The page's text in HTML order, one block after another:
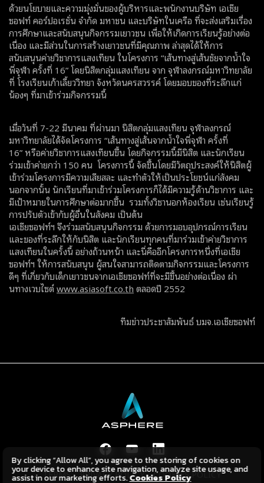
ด้วยนโยบายและความมุ่งมั่นของผู้บริหารและพนักงานบริษัท เอเชีย
ซอฟท์ คอร์ปอเรชั่น จำกัด มหาชน และบริษัทในเครือ ที่จะส่งเสริมเรื่อง
การศึกษาและสนับสนุนกิจกรรมเยาวชน เพื่อให้เกิดการเรียนรู้อย่างต่อ
เนื่อง และมีส่วนในการสร้างเยาวชนที่มีคุณภาพ ล่าสุดได้ให้การ
สนับสนุนค่ายวิชาการแสงเทียน ในโครงการ “เส้นทางสู่เส้นชัยจากน้ำใจ
พี่จุฬา ครั้งที่ 16” โดยนิสิตกลุ่มแสงเทียน จาก จุฬาลงกรณ์มหาวิทยาลัย
ที่ โรงเรียนเก้าเลี้ยววิทยา จังหวัดนครสวรรค์ โดยมอบของที่ระลึกแก่
น้องๆ ที่มาเข้าร่วมกิจกรรมนี้
เมื่อวันที่ 7-22 มีนาคม ที่ผ่านมา นิสิตกลุ่มแสงเทียน จุฬาลงกรณ์
มหาวิทยาลัยได้จัดโครงการ “เส้นทางสู่เส้นจากน้ำใจพี่จุฬา ครั้งที่
16” หรือค่ายวิชาการแสงเทียนขึ้น โดยกิจกรรมนี้มีนิสิต และนักเรียน
ร่วมเข้าค่ายกว่า 150 คน โครงการนี้ จัดขึ้นโดยมีวัตถุประสงค์ให้นิสิตผู้
เข้าร่วมโครงการมีความเสียสละ และทำตัวให้เป็นประโยชน์แก่สังคม
นอกจากนั้น นักเรียนที่มาเข้าร่วมโครงการก็ได้มีความรู้ด้านวิชาการ และ
มีเป้าหมายในการศึกษาต่อมากขึ้น รวมทั้งวิชานอกห้องเรียน เช่นเรียนรู้
การปรับตัวเข้ากับผู้อื่นในสังคม เป็นต้น
เอเชียซอฟท์ฯ จึงร่วมสนับสนุนกิจกรรม ด้วยการมอบอุปกรณ์การเรียน
และของที่ระลึกให้กับนิสิต และนักเรียนทุกคนที่มาร่วมเข้าค่ายวิชาการ
แสงเทียนในครั้งนี้ อย่างถ้วนหน้า และนี่คืออีกโครงการหนึ่งที่เอเชีย
ซอฟท์ฯ ให้การสนับสนุน ผู้สนใจสามารถติดตามกิจกรรมและโครงการ
ดีๆ ที่เกี่ยวกับเด็กเยาวชนจากเอเชียซอฟท์ที่จะมีขึ้นอย่างต่อเนื่อง ผ่า
นทางเวบไซต์www.asiasoft.co.th ตลอดปี 2552
ทีมข่าวประชาสัมพันธ์ บมจ.เอเชียซอฟท์
TERMS PRIVACY POLICY COOKIES POLICY
By clicking “Allow All”, you agree to the storing of cookies on
your device to enhance site navigation, analyze site usage, and
assist in our marketing efforts.Cookies Policy